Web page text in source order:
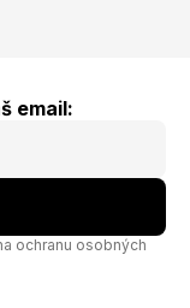
email:
ochranu osobných